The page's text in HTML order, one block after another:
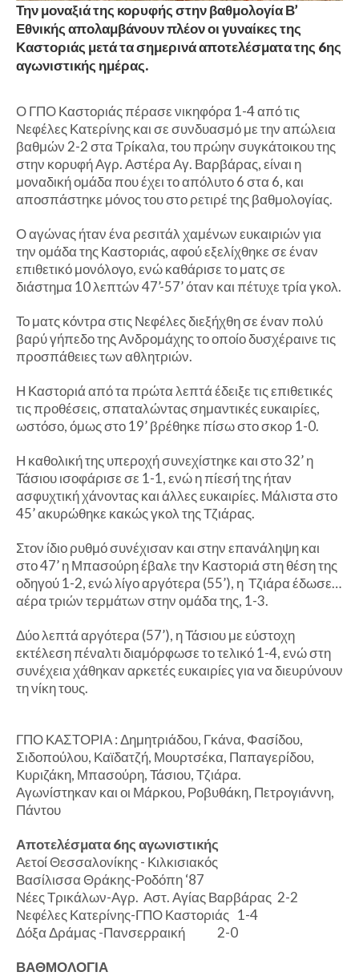
Την μοναξιά της κορυφής στην βαθμολογία Β’
Εθνικής απολαμβάνουν πλέον οι γυναίκες της
Καστοριάς μετά τα σημερινά αποτελέσματα της 6ης
αγωνιστικής ημέρας.
Ο ΓΠΟ Καστοριάς πέρασε νικηφόρα 1-4 από τις
Νεφέλες Κατερίνης και σε συνδυασμό με την απώλεια
βαθμών 2-2 στα Τρίκαλα, του πρώην συγκάτοικου της
στην κορυφή Αγρ. Αστέρα Αγ. Βαρβάρας, είναι η
μοναδική ομάδα που έχει το απόλυτο 6 στα 6, και
αποσπάστηκε μόνος του στο ρετιρέ της βαθμολογίας.
Ο αγώνας ήταν ένα ρεσιτάλ χαμένων ευκαιριών για
την ομάδα της Καστοριάς, αφού εξελίχθηκε σε έναν
επιθετικό μονόλογο, ενώ καθάρισε το ματς σε
διάστημα 10 λεπτών 47’-57’ όταν και πέτυχε τρία γκολ.
Το ματς κόντρα στις Νεφέλες διεξήχθη σε έναν πολύ
βαρύ γήπεδο της Ανδρομάχης το οποίο δυσχέραινε τις
προσπάθειες των αθλητριών.
Η Καστοριά από τα πρώτα λεπτά έδειξε τις επιθετικές
τις προθέσεις, σπαταλώντας σημαντικές ευκαιρίες,
ωστόσο, όμως στο 19’ βρέθηκε πίσω στο σκορ 1-0.
Η καθολική της υπεροχή συνεχίστηκε και στο 32’ η
Τάσιου ισοφάρισε σε 1-1, ενώ η πίεσή της ήταν
ασφυχτική χάνοντας και άλλες ευκαιρίες. Μάλιστα στο
45’ ακυρώθηκε κακώς γκολ της Τζιάρας.
Στον ίδιο ρυθμό συνέχισαν και στην επανάληψη και
στο 47’ η Μπασούρη έβαλε την Καστοριά στη θέση της
οδηγού 1-2, ενώ λίγο αργότερα (55’), η Τζιάρα έδωσε…
αέρα τριών τερμάτων στην ομάδα της, 1-3.
Δύο λεπτά αργότερα (57’), η Τάσιου με εύστοχη
εκτέλεση πέναλτι διαμόρφωσε το τελικό 1-4, ενώ στη
συνέχεια χάθηκαν αρκετές ευκαιρίες για να διευρύνουν
τη νίκη τους.
ΓΠΟ ΚΑΣΤΟΡΙΑ : Δημητριάδου, Γκάνα, Φασίδου,
Σιδοπούλου, Καϊδατζή, Μουρτσέκα, Παπαγερίδου,
Κυριζάκη, Μπασούρη, Τάσιου, Τζιάρα.
Αγωνίστηκαν και οι Μάρκου, Ροβυθάκη, Πετρογιάννη,
Πάντου
Αποτελέσματα 6ης αγωνιστικής
Αετοί Θεσσαλονίκης - Κιλκισιακός
Βασίλισσα Θράκης-Ροδόπη ‘87
Νέες Τρικάλων-Αγρ. Αστ. Αγίας Βαρβάρας 2-2
Νεφέλες Κατερίνης-ΓΠΟ Καστοριάς 1-4
Δόξα Δράμας -Πανσερραική
2-0
ΒΑΘΜΟΛΟΓΙΑ